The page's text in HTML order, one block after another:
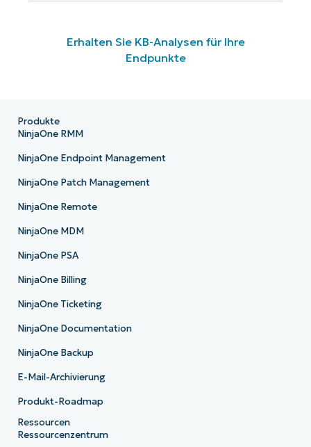
Erhalten Sie KB-Analysen für Ihre
Endpunkte
Produkte
NinjaOne RMM
NinjaOne Endpoint Management
NinjaOne Patch Management
NinjaOne Remote
NinjaOne MDM
NinjaOne PSA
NinjaOne Billing
NinjaOne Ticketing
NinjaOne Documentation
NinjaOne Backup
E-Mail-Archivierung
Produkt-Roadmap
Ressourcen
Ressourcenzentrum